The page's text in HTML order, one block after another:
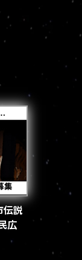
伝説
広